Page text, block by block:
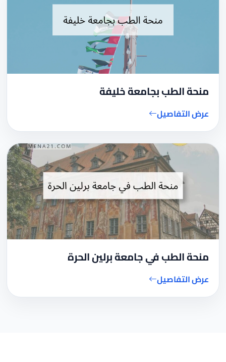
منحة الطب بجامعة خليفة
عرض التفاصيل
منحة الطب في جامعة برلين الحرة
عرض التفاصيل